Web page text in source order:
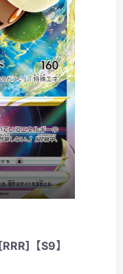
【S9】